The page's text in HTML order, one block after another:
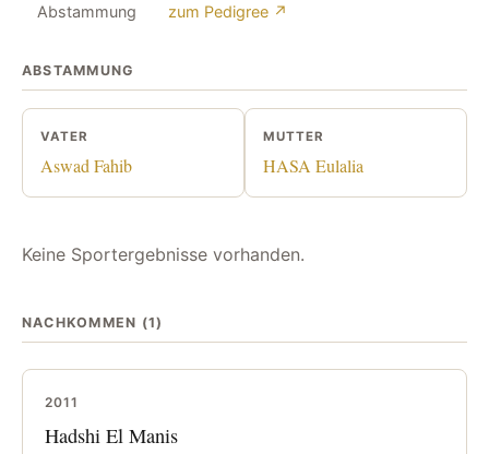
Abstammung zum Pedigree ↗
ABSTAMMUNG
VATER
Aswad Fahib
MUTTER
HASA Eulalia
Keine Sportergebnisse vorhanden.
NACHKOMMEN (1)
2011
Hadshi El Manis